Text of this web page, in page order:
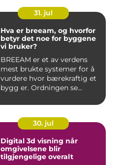
31. jul
Hva er breeam, og hvorfor
betyr det noe for byggene
vi bruker?
BREEAM er et av verdens
mest brukte systemer for å
vurdere hvor bærekraftig et
bygg er. Ordningen se...
30. jul
Digital 3d visning når
omgivelsene blir
tilgjengelige overalt